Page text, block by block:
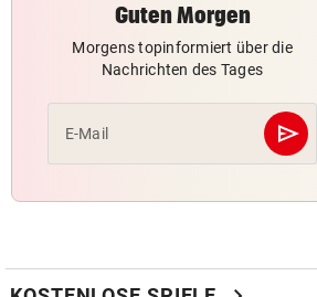
Guten Morgen
Morgens topinformiert über die
Nachrichten des Tages
E-Mail send